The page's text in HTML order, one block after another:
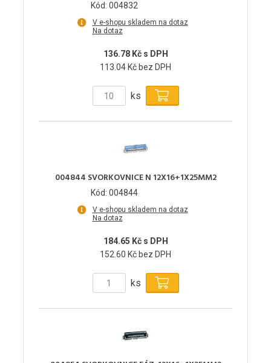
Kód: 004832
V e-shopu skladem na dotaz
Na dotaz
136.78 Kč s DPH
113.04 Kč bez DPH
ks
004844 SVORKOVNICE N 12X16+1X25MM2
Kód: 004844
V e-shopu skladem na dotaz
Na dotaz
184.65 Kč s DPH
152.60 Kč bez DPH
ks